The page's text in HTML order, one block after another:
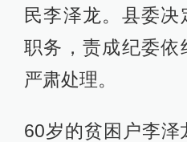
民李泽龙。县委决
职务，责成纪委依
严肃处理。
60岁的贫困户李